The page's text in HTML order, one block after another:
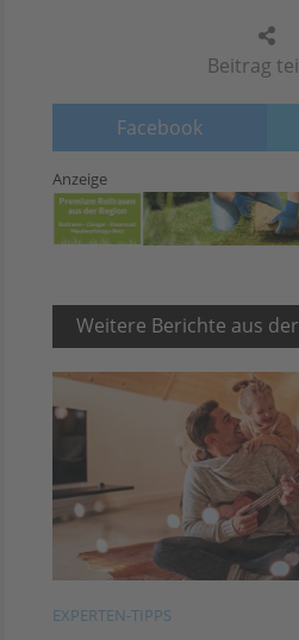
Beitrag
Facebook
Anzeige
Weitere Berichte aus
EXPERTEN-TIPPS